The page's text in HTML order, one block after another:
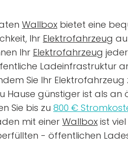
Wallbox bietet eine
Ihr Elektrofahrzeug
Ihr Elektrofahrzeug
Ladeinfrastruktur
Sie Ihr
Hause günstiger ist als
Sie bis zu 800 €
mit einerWallbox ist
- öffentlichen